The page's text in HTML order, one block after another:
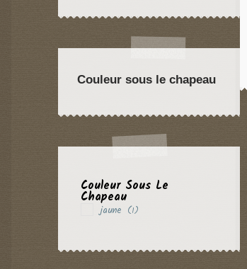
Couleur sous le chapeau
Couleur Sous Le
Chapeau
jaune (1)